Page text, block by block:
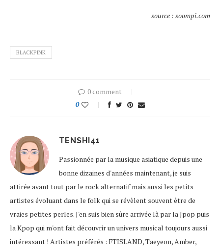
source : soompi.com
BLACKPINK
0 comment
0
TENSHI41
Passionnée par la musique asiatique depuis une
bonne dizaines d'années maintenant, je suis
attirée avant tout par le rock alternatif mais aussi les petits
artistes évoluant dans le folk qui se révèlent souvent être de
vraies petites perles. J'en suis bien sûre arrivée là par la Jpop puis
la Kpop qui m'ont fait découvrir un univers musical toujours aussi
intéressant ! Artistes préférés : FTISLAND, Taeyeon, Amber,